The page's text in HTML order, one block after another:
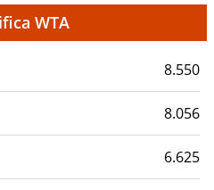
WTA
8.550
8.056
6.625